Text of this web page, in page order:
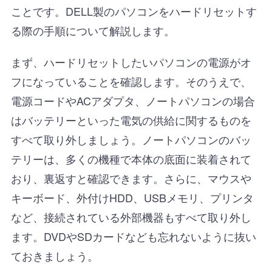
ことです。DELL製のパソコンをハードリセットす
る際の手順について解説します。
まず、ハードリセットしたいパソコンの電源がオ
フになっていることを確認します。そのうえで、
電源コードやACアダプタ、ノートパソコンの場合
はバッテリーといった電気の供給に関するものを
すべて取り外しましょう。ノートパソコンのバッ
テリーは、多くの機種で本体の底面に装着されて
おり、裏返すと確認できます。さらに、マウスや
キーボード、外付けHDD、USBメモリ、プリンタ
など、接続されている外部機器もすべて取り外し
ます。DVDやSDカードなども忘れないように抜い
ておきましょう。